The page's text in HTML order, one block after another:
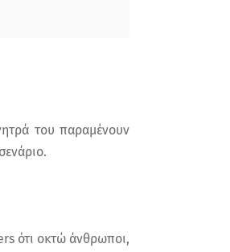
του παραμένουν
ότι οκτώ άνθρωποι,